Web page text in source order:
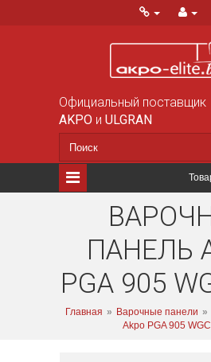
Официальный поставщик
AKPO и ULGRAN
ПАНЕЛЬ
PGA 905
Главная » Варочные панели »
Akpo PGA 905